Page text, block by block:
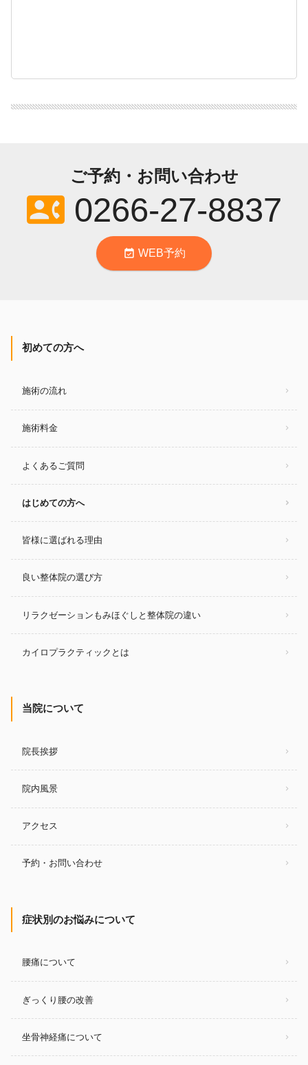
ご予約・お問い合わせ
contact_phone0266-27-8837
event_available WEB予約
初めての方へ
施術の流れ
施術料金
よくあるご質問
はじめての方へ
皆様に選ばれる理由
良い整体院の選び方
リラクゼーションもみほぐしと整体院の違い
カイロプラクティックとは
当院について
院長挨拶
院内風景
アクセス
予約・お問い合わせ
症状別のお悩みについて
腰痛について
ぎっくり腰の改善
坐骨神経痛について